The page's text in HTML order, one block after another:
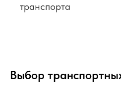
транспорта
Выбор